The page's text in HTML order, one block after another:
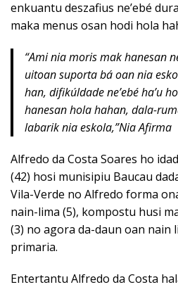
enkuantu deszafius ne’ebé
maka menus osan hodi hola
“Ami nia moris mak hanesan
uitoan suporta bá oan nia
han, difikúldade ne’ebé ha’u
hanesan hola hahan, dala-
labarik nia eskola,”Nia Afirma
Alfredo da Costa Soares ho
(42) hosi munisipiu Baucau
Vila-Verde no Alfredo forma
nain-lima (5), kompostu husi
(3) no agora da-daun oan nain
primaria.
Entertantu Alfredo da Costa